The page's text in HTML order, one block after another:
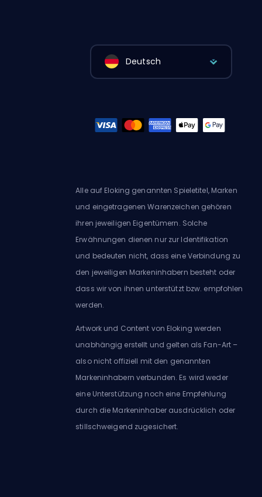
Deutsch
Alle auf Eloking genannten Spieletitel, Marken
und eingetragenen Warenzeichen gehören
ihren jeweiligen Eigentümern. Solche
Erwähnungen dienen nur zur Identifikation
und bedeuten nicht, dass eine Verbindung zu
den jeweiligen Markeninhabern besteht oder
dass wir von ihnen unterstützt bzw. empfohlen
werden.
Artwork und Content von Eloking werden
unabhängig erstellt und gelten als Fan-Art –
also nicht offiziell mit den genannten
Markeninhabern verbunden. Es wird weder
eine Unterstützung noch eine Empfehlung
durch die Markeninhaber ausdrücklich oder
stillschweigend zugesichert.